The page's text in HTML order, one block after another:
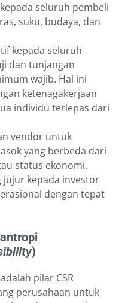
seluruh pembeli
suku, budaya, dan
kepada seluruh
dan tunjangan
wajib. Hal ini
ketenagakerjaan
individu terlepas dari
vendor untuk
yang berbeda dari
status ekonomi.
jujur kepada investor
dengan tepat
)
pilar CSR
perusahaan untuk